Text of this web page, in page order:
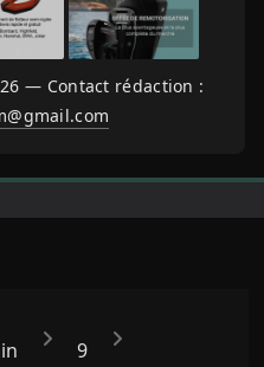
— Contact rédaction :
9